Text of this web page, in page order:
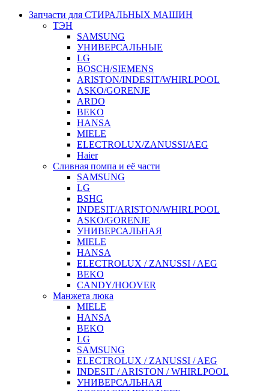
Запчасти для СТИРАЛЬНЫХ МАШИН
ТЭН
SAMSUNG
УНИВЕРСАЛЬНЫЕ
LG
BOSCH/SIEMENS
ARISTON/INDESIT/WHIRLPOOL
ASKO/GORENJE
ARDO
BEKO
HANSA
MIELE
ELECTROLUX/ZANUSSI/AEG
Haier
Сливная помпа и её части
SAMSUNG
LG
BSHG
INDESIT/ARISTON/WHIRLPOOL
ASKO/GORENJE
УНИВЕРСАЛЬНАЯ
MIELE
HANSA
ELECTROLUX / ZANUSSI / AEG
BEKO
CANDY/HOOVER
Манжета люка
MIELE
HANSA
BEKO
LG
SAMSUNG
ELECTROLUX / ZANUSSI / AEG
INDESIT / ARISTON / WHIRLPOOL
УНИВЕРСАЛЬНАЯ